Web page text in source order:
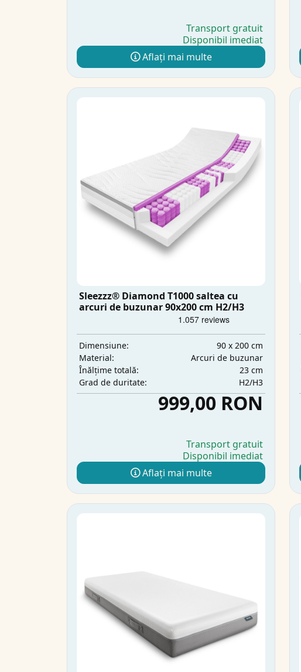
Transport gratuit
Disponibil imediat
Aflați mai multe
Sleezzz® Diamond T1000 saltea cu
arcuri de buzunar 90x200 cm H2/H3
Dimensiune:
90 x 200 cm
Material:
Arcuri de buzunar
Înălțime totală:
23 cm
Grad de duritate:
H2/H3
999,00 RON
Transport gratuit
Disponibil imediat
Aflați mai multe